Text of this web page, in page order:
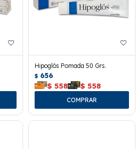
Hipoglós Pomada 50 Grs.
$ 656
$ 558 $ 558